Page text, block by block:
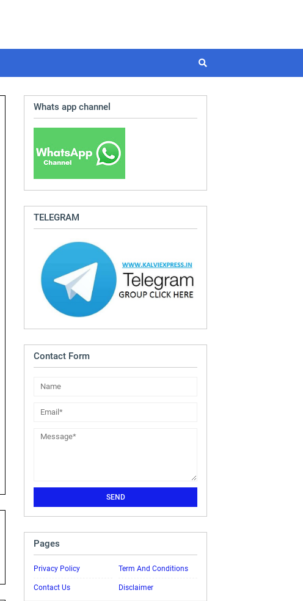
Whats app channel
TELEGRAM
Contact Form
Pages
Privacy Policy Term And Conditions
Contact Us Disclaimer